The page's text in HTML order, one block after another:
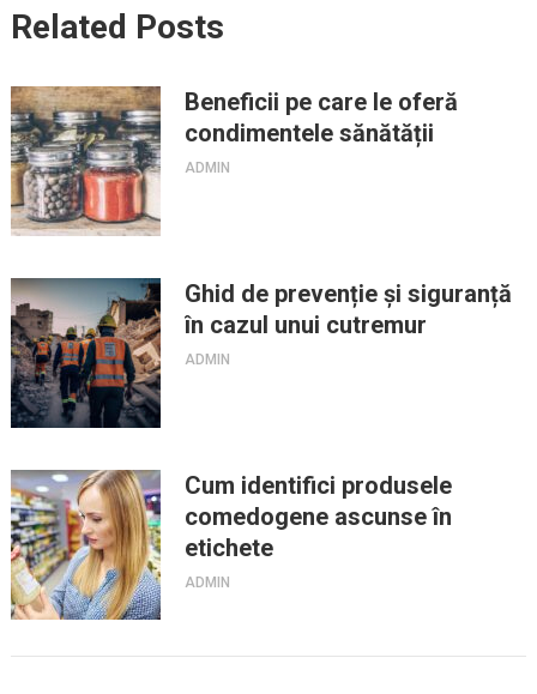
Related Posts
Beneficii pe care le oferă
condimentele sănătății
ADMIN
Ghid de prevenție și siguranță
în cazul unui cutremur
ADMIN
Cum identifici produsele
comedogene ascunse în
etichete
ADMIN